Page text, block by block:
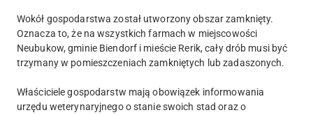
Wokół gospodarstwa został utworzony obszar zamknięty.
Oznacza to, że na wszystkich farmach w miejscowości
Neubukow, gminie Biendorf i mieście Rerik, cały drób musi być
trzymany w pomieszczeniach zamkniętych lub zadaszonych.
Właściciele gospodarstw mają obowiązek informowania
urzędu weterynaryjnego o stanie swoich stad oraz o